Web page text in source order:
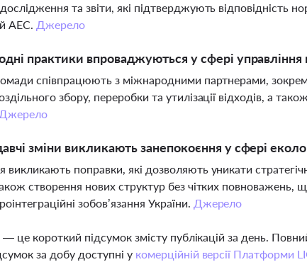
та звіти, які підтверджують відповідність
АЕС. Джерело
практики впроваджуються у сфері управління
співпрацюють з міжнародними партнерами,
збору, переробки та утилізації відходів, а
Джерело
зміни викликають занепокоєння у сфері
викликають поправки, які дозволяють уникати
створення нових структур без чітких повноважень,
зобов’язання України. Джерело
це короткий підсумок змісту публікацій за день.
за добу доступні у комерційній версії Платформи